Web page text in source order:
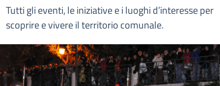
Tutti gli eventi, le iniziative e i luoghi d’interesse per
scoprire e vivere il territorio comunale.